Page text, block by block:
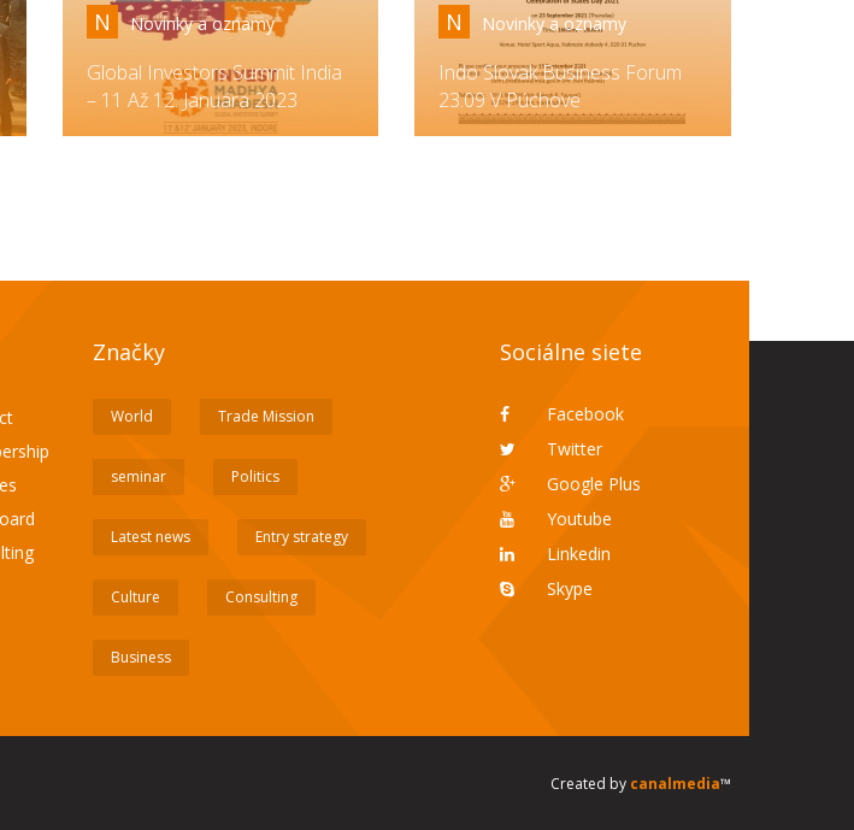
N Novinky a oznamy
Global Investors Summit India
– 11 Až 12. Januára 2023
N Novinky a oznamy
Indo Slovak Business Forum
23.09 V Púchove
Značky
World Trade Mission
seminar Politics
Latest news Entry strategy
Culture Consulting
Business
Sociálne siete
Facebook
Twitter
Google Plus
Youtube
Linkedin
Skype
Created by canalmedia™